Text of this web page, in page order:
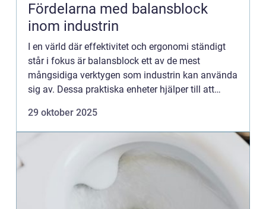
Fördelarna med balansblock
inom industrin
I en värld där effektivitet och ergonomi ständigt
står i fokus är balansblock ett av de mest
mångsidiga verktygen som industrin kan använda
sig av. Dessa praktiska enheter hjälper till att
29 oktober 2025